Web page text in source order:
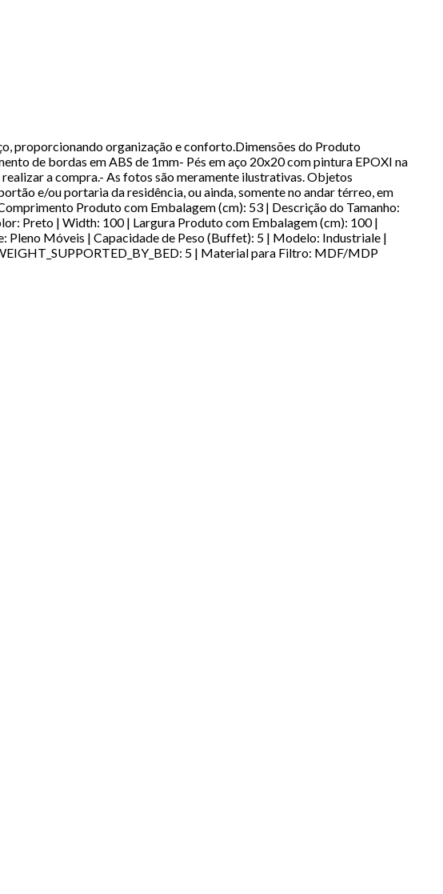
proporcionando organização e conforto.Dimensões do Produto
de bordas em ABS de 1mm- Pés em aço 20x20 com pintura EPOXI na
a compra.- As fotos são meramente ilustrativas. Objetos
e/ou portaria da residência, ou ainda, somente no andar térreo, em
Produto com Embalagem (cm): 53 | Descrição do Tamanho:
Preto | Width: 100 | Largura Produto com Embalagem (cm): 100 |
Móveis | Capacidade de Peso (Buffet): 5 | Modelo: Industriale |
5 | Material para Filtro: MDF/MDP